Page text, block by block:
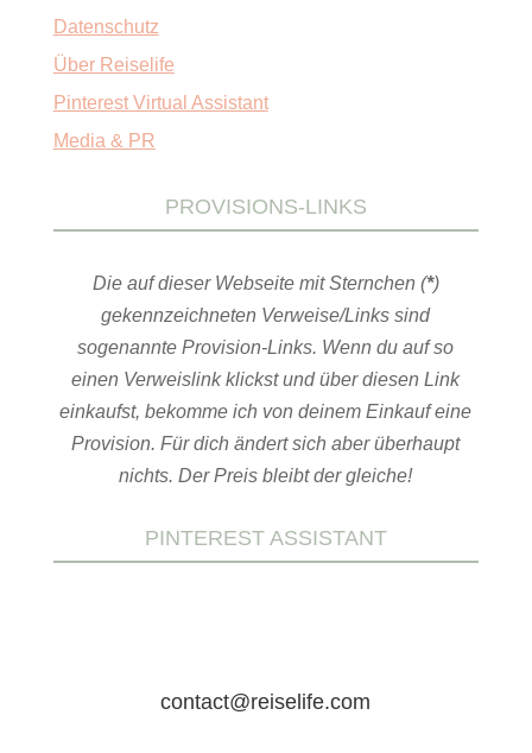
Datenschutz
Über Reiselife
Pinterest Virtual Assistant
Media & PR
PROVISIONS-LINKS
Die auf dieser Webseite mit Sternchen (*)
gekennzeichneten Verweise/Links sind
sogenannte Provision-Links. Wenn du auf so
einen Verweislink klickst und über diesen Link
einkaufst, bekomme ich von deinem Einkauf eine
Provision. Für dich ändert sich aber überhaupt
nichts. Der Preis bleibt der gleiche!
PINTEREST ASSISTANT
contact@reiselife.com